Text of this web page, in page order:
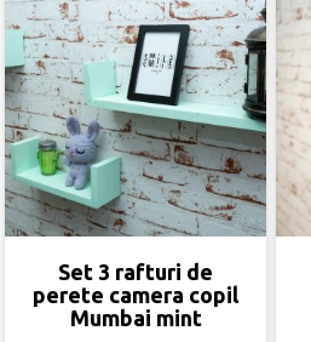
Set 3 rafturi de
perete camera copil
Mumbai mint